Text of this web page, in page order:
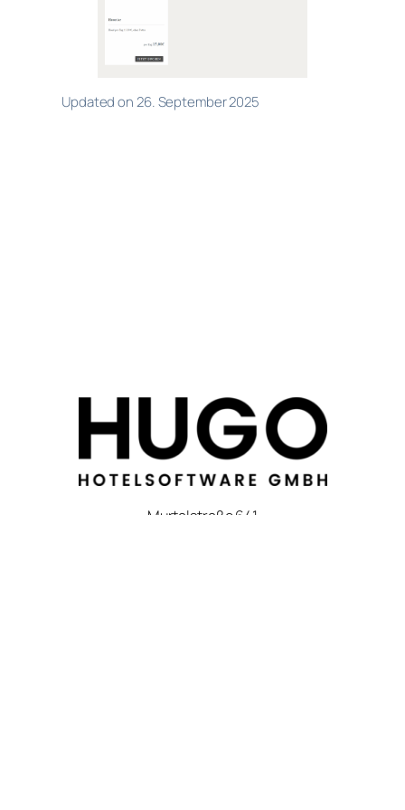
Updated on 26. September 2025
Murtalstraße 641